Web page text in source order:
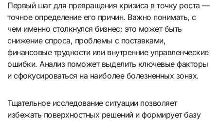
Первый шаг для превращения кризиса в точку роста —
точное определение его причин. Важно понимать, с
чем именно столкнулся бизнес: это может быть
снижение спроса, проблемы с поставками,
финансовые трудности или внутренние управленческие
ошибки. Анализ поможет выделить ключевые факторы
и сфокусироваться на наиболее болезненных зонах.
Тщательное исследование ситуации позволяет
избежать поверхностных решений и формирует базу